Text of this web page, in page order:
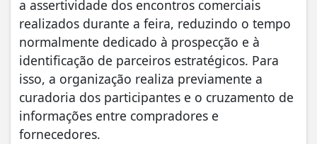
a assertividade dos encontros comerciais
realizados durante a feira, reduzindo o tempo
normalmente dedicado à prospecção e à
identificação de parceiros estratégicos. Para
isso, a organização realiza previamente a
curadoria dos participantes e o cruzamento de
informações entre compradores e
fornecedores.